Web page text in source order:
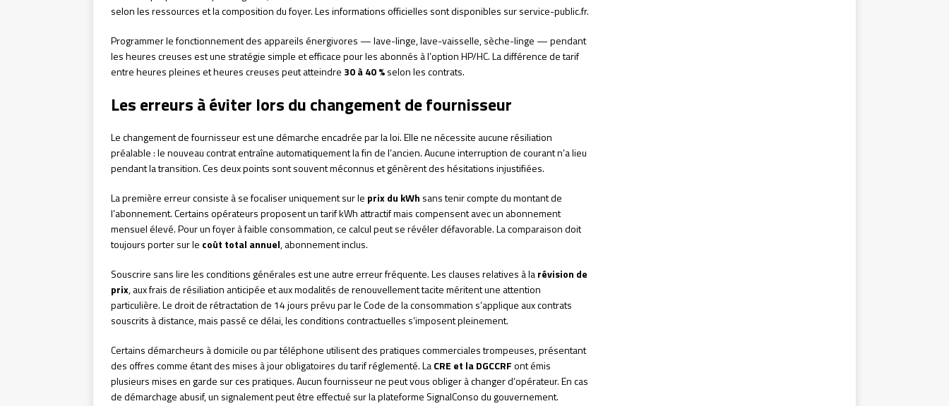
selon les ressources et la composition du foyer. Les informations officielles sont disponibles sur service-public.fr.
Programmer le fonctionnement des appareils énergivores — lave-linge, lave-vaisselle, sèche-linge — pendant
les heures creuses est une stratégie simple et efficace pour les abonnés à l’option HP/HC. La différence de tarif
entre heures pleines et heures creuses peut atteindre 30 à 40 %selon les contrats.
Les erreurs à éviter lors du changement de fournisseur
Le changement de fournisseur est une démarche encadrée par la loi. Elle ne nécessite aucune résiliation
préalable : le nouveau contrat entraîne automatiquement la fin de l’ancien. Aucune interruption de courant n’a lieu
pendant la transition. Ces deux points sont souvent méconnus et génèrent des hésitations injustifiées.
La première erreur consiste à se focaliser uniquement sur le prix du kWh sans tenir compte du montant de
l’abonnement. Certains opérateurs proposent un tarif kWh attractif mais compensent avec un abonnement
mensuel élevé. Pour un foyer à faible consommation, ce calcul peut se révéler défavorable. La comparaison doit
toujours porter sur le coût total annuel, abonnement inclus.
Souscrire sans lire les conditions générales est une autre erreur fréquente. Les clauses relatives à larévision de
prix, aux frais de résiliation anticipée et aux modalités de renouvellement tacite méritent une attention
particulière. Le droit de rétractation de 14 jours prévu par le Code de la consommation s’applique aux contrats
souscrits à distance, mais passé ce délai, les conditions contractuelles s’imposent pleinement.
Certains démarcheurs à domicile ou par téléphone utilisent des pratiques commerciales trompeuses, présentant
des offres comme étant des mises à jour obligatoires du tarif réglementé. LaCRE et la DGCCRFont émis
plusieurs mises en garde sur ces pratiques. Aucun fournisseur ne peut vous obliger à changer d’opérateur. En cas
de démarchage abusif, un signalement peut être effectué sur la plateforme SignalConso du gouvernement.